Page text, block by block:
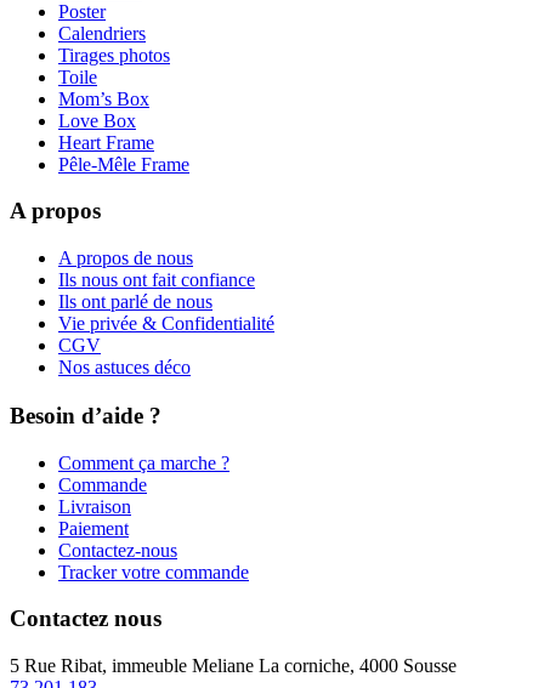
Poster
Calendriers
Tirages photos
Toile
Mom’s Box
Love Box
Heart Frame
Pêle-Mêle Frame
A propos
A propos de nous
Ils nous ont fait confiance
Ils ont parlé de nous
Vie privée & Confidentialité
CGV
Nos astuces déco
Besoin d’aide ?
Comment ça marche ?
Commande
Livraison
Paiement
Contactez-nous
Tracker votre commande
Contactez nous
5 Rue Ribat, immeuble Meliane La corniche, 4000 Sousse